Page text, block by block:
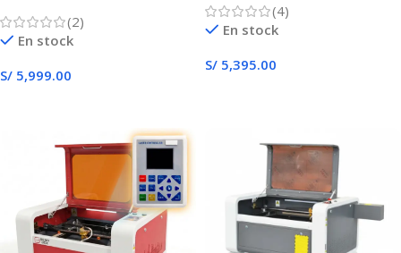
(2)
En stock
S/ 5,999.00
(4)
En stock
S/ 5,395.00